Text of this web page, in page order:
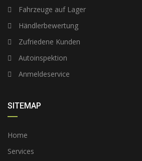
Fahrzeuge auf Lager
Händlerbewertung
Zufriedene Kunden
Autoinspektion
Anmeldeservice
SITEMAP
Home
Services